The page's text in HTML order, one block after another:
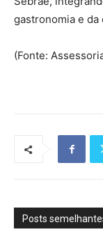
gastronomia e
(Fonte:
Posts